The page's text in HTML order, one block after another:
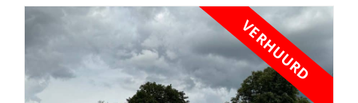
VERHUURD